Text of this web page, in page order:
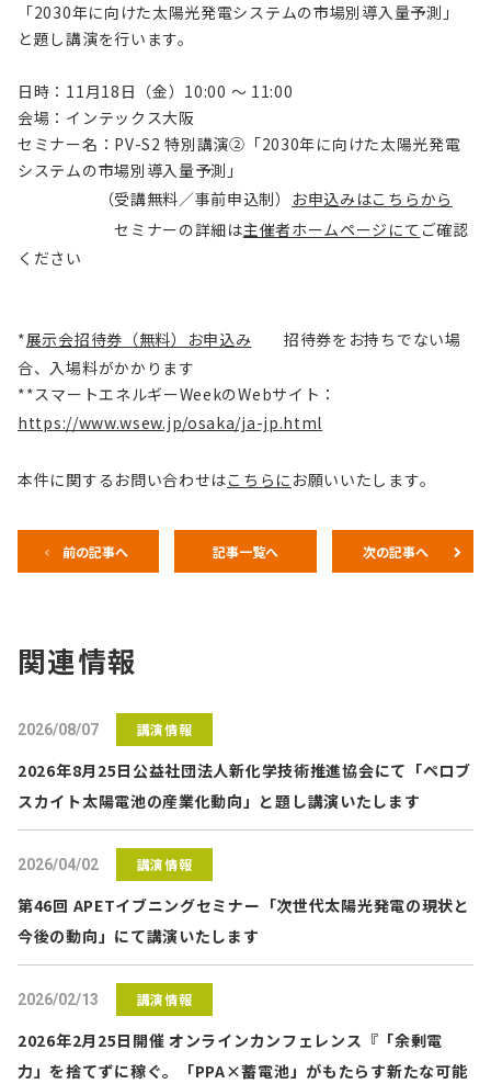
「2030年に向けた太陽光発電システムの市場別導入量予測」
と題し講演を行います。
日時：11月18日（金）10:00 ～ 11:00
会場：インテックス大阪
セミナー名：PV-S2 特別講演②「2030年に向けた太陽光発電
システムの市場別導入量予測」
（受講無料／事前申込制）
お申込みはこちらから
セミナーの詳細は主催者ホームページにて ご確認
ください
*展示会招待券（無料）お申込み 招待券をお持ちでない場
合、入場料がかかります
**スマートエネルギーWeekのWebサイト：
https://www.wsew.jp/osaka/ja-jp.html
本件に関するお問い合わせはこちらに お願いいたします。
前の記事へ 記事一覧へ 次の記事へ
関連情報
2026/08/07 講演情報
2026年8月25日公益社団法人新化学技術推進協会にて「ペロブ
スカイト太陽電池の産業化動向」と題し講演いたします
2026/04/02 講演情報
第46回 APETイブニングセミナー「次世代太陽光発電の現状と
今後の動向」にて講演いたします
2026/02/13 講演情報
2026年2月25日開催 オンラインカンフェレンス『「余剰電
力」を捨てずに稼ぐ。「PPA×蓄電池」がもたらす新たな可能